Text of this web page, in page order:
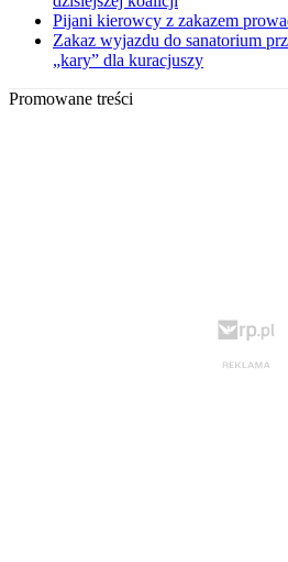
Pijani kierowcy z zakazem
Zakaz wyjazdu do sanatorium
„kary” dla kuracjuszy
Promowane treści